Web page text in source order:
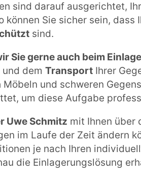
sind darauf ausgerichtet,
können Sie sicher sein,
sind.
Sie gerne auch beim
und dem Transport Ihrer
und schweren
um diese Aufgabe
Uwe Schmitz mit Ihnen über
im Laufe der Zeit ändern
je nach Ihren
die Einlagerungslösung